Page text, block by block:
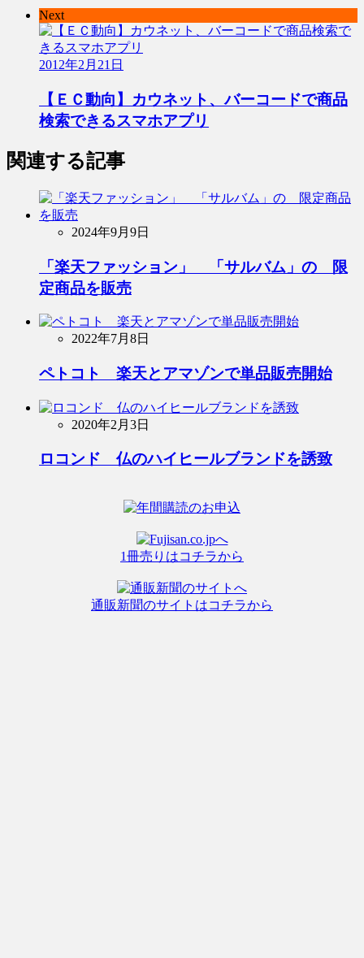
Next
2012年2月21日
【ＥＣ動向】カウネット、バーコードで商品
検索できるスマホアプリ
関連する記事
2024年9月9日
「楽天ファッション」 「サルバム」の 限
定商品を販売
2022年7月8日
ペトコト 楽天とアマゾンで単品販売開始
2020年2月3日
ロコンド 仏のハイヒールブランドを誘致
1冊売りはコチラから
通販新聞のサイトはコチラから